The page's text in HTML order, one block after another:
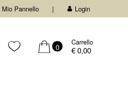
Mio Pannello Login
0
Carrello
€ 0,00